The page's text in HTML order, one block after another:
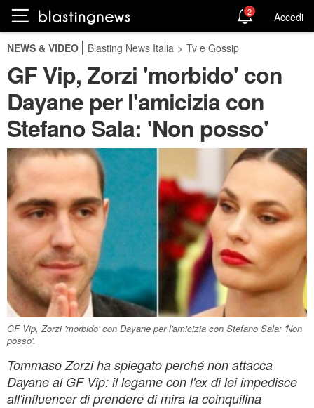
2 Accedi
NEWS & VIDEO Blasting News Italia > Tv e Gossip
GF Vip, Zorzi 'morbido' con
Dayane per l'amicizia con
Stefano Sala: 'Non posso'
GF Vip, Zorzi 'morbido' con Dayane per l'amicizia con Stefano Sala: 'Non
posso'.
Tommaso Zorzi ha spiegato perché non attacca
Dayane al GF Vip: il legame con l'ex di lei impedisce
all'influencer di prendere di mira la coinquilina